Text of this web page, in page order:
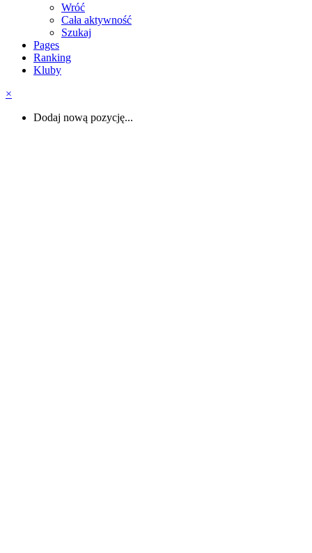
Wróć
Cała aktywność
Szukaj
Pages
Ranking
Kluby
×
Dodaj nową pozycję...